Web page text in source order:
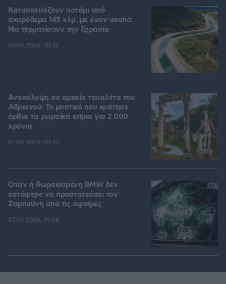
Κατασκευάζουν ποτάμι από
σκυρόδεμα 145 χλμ. με έναν σκοπό:
Να τερματίσουν την ξηρασία
07.08.2026, 10:32
Ανακάλυψη σε αρχαία τουαλέτα του
Αδριανού: Το μυστικό που κράτησε
όρθια τα ρωμαϊκά κτίρια για 2.000
χρόνια
07.08.2026, 10:33
Όταν η θωρακισμένη BMW δεν
κατάφερε να προστατεύσει τον
Ζαμπούνη από τις σφαίρες
07.08.2026, 19:08